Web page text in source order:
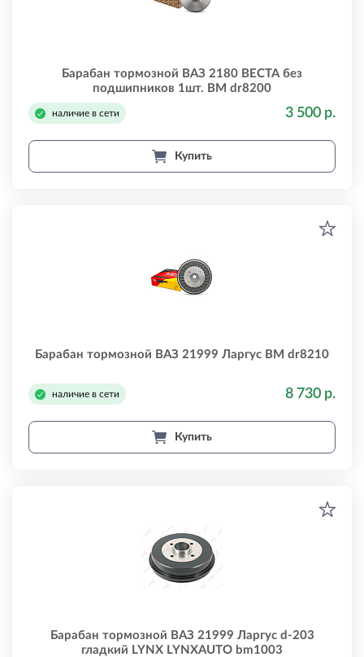
Барабан тормозной ВАЗ 2180 ВЕСТА без
подшипников 1шт. BM dr8200
наличие в сети 3 500 р.
Купить
Барабан тормозной ВАЗ 21999 Ларгус BM dr8210
наличие в сети 8 730 р.
Купить
Барабан тормозной ВАЗ 21999 Ларгус d-203
гладкий LYNX LYNXAUTO bm1003